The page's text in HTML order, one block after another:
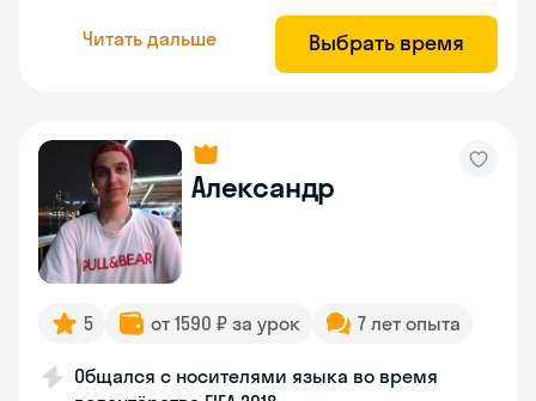
Читать дальше Выбрать время
Александр
5 от 1590 ₽ за урок 7 лет опыта
Общался с носителями языка во время